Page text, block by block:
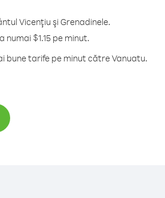
Vicenţiu şi Grenadinele.
$1.15 pe minut.
bune tarife pe minut către Vanuatu.